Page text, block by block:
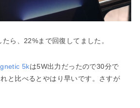
ら、22%まで回復してました。
5kは5W出力だったので30分で
と比べるとやはり早いです。さすが